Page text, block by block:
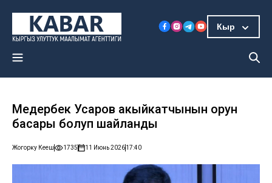
Кыр
Медербек Усаров акыйкатчынын орун
басары болуп шайланды
Жогорку Кеңеш 1735 11 Июнь 202617:40